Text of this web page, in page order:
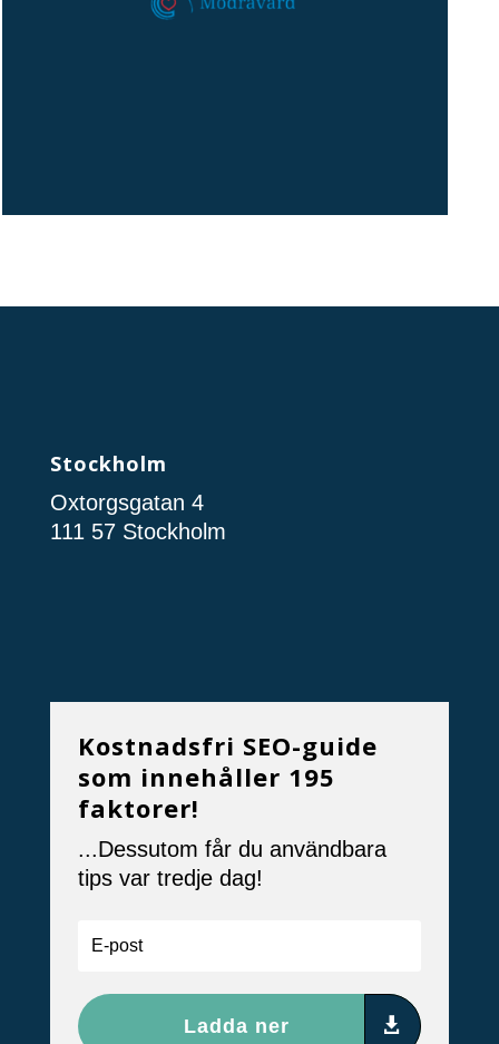
Stockholm
Oxtorgsgatan 4
111 57 Stockholm
Kostnadsfri SEO-guide
som innehåller 195
faktorer!
...Dessutom får du användbara
tips var tredje dag!
Ladda ner